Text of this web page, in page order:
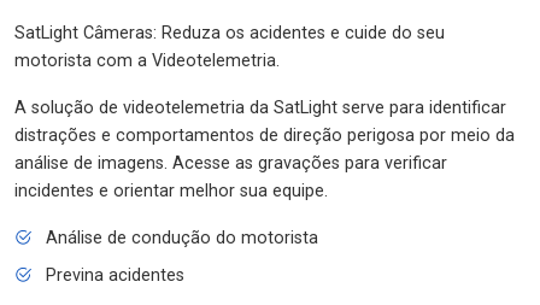
SatLight Câmeras: Reduza os acidentes e cuide do seu
motorista com a Videotelemetria.
A solução de videotelemetria da SatLight serve para identificar
distrações e comportamentos de direção perigosa por meio da
análise de imagens. Acesse as gravações para verificar
incidentes e orientar melhor sua equipe.
Análise de condução do motorista
Previna acidentes